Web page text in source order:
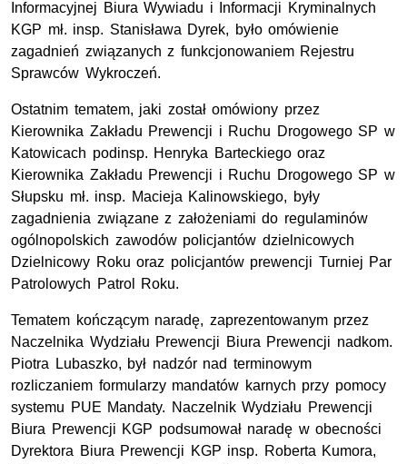
Informacyjnej Biura Wywiadu i Informacji Kryminalnych
KGP mł. insp. Stanisława Dyrek, było omówienie
zagadnień związanych z funkcjonowaniem Rejestru
Sprawców Wykroczeń.
Ostatnim tematem, jaki został omówiony przez
Kierownika Zakładu Prewencji i Ruchu Drogowego SP w
Katowicach podinsp. Henryka Barteckiego oraz
Kierownika Zakładu Prewencji i Ruchu Drogowego SP w
Słupsku mł. insp. Macieja Kalinowskiego, były
zagadnienia związane z założeniami do regulaminów
ogólnopolskich zawodów policjantów dzielnicowych
Dzielnicowy Roku oraz policjantów prewencji Turniej Par
Patrolowych Patrol Roku.
Tematem kończącym naradę, zaprezentowanym przez
Naczelnika Wydziału Prewencji Biura Prewencji nadkom.
Piotra Lubaszko, był nadzór nad terminowym
rozliczaniem formularzy mandatów karnych przy pomocy
systemu PUE Mandaty. Naczelnik Wydziału Prewencji
Biura Prewencji KGP podsumował naradę w obecności
Dyrektora Biura Prewencji KGP insp. Roberta Kumora,